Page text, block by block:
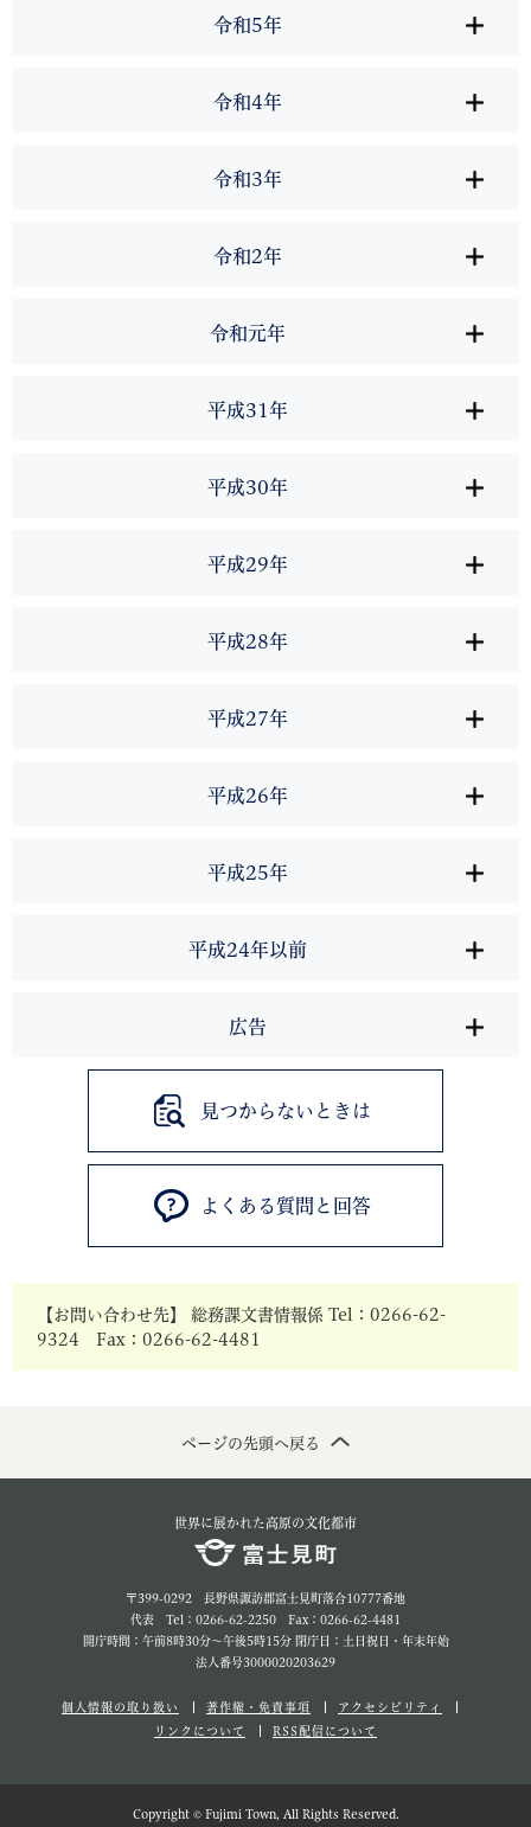
令和5年
令和4年
令和3年
令和2年
令和元年
平成31年
平成30年
平成29年
平成28年
平成27年
平成26年
平成25年
平成24年以前
広告
見つからないときは
よくある質問と回答
【お問い合わせ先】 総務課文書情報係 Tel：0266-62-
9324 Fax：0266-62-4481
ページの先頭へ戻る
世界に展かれた高原の文化都市
〒399-0292 長野県諏訪郡富士見町落合10777番地
代表 Tel：0266-62-2250 Fax：0266-62-4481
開庁時間：午前8時30分～午後5時15分 閉庁日：土日祝日・年末年始
法人番号3000020203629
個人情報の取り扱い 著作権・免責事項
アクセシビリティ
リンクについて
RSS配信について
Copyright © Fujimi Town, All Rights Reserved.